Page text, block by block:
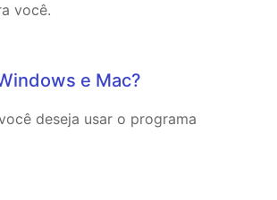
você.
e Mac?
deseja usar o programa